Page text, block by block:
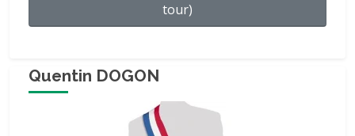
tour)
Quentin DOGON